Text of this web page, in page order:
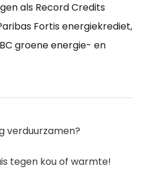
als Record Credits
Fortis energiekrediet,
groene energie- en
verduurzamen?
tegen kou of warmte!